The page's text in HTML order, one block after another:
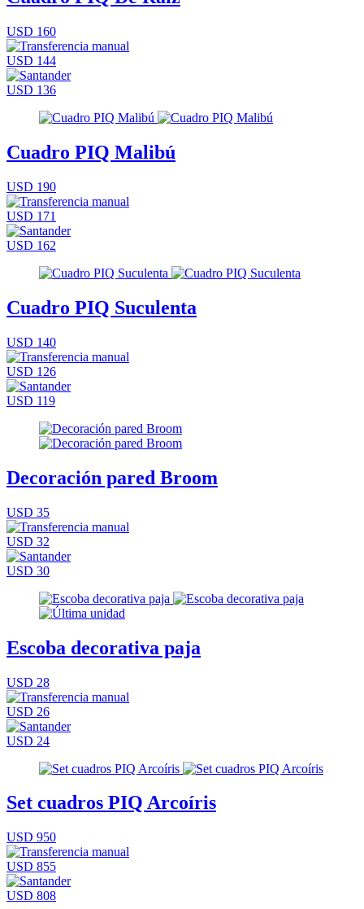
USD 160
USD 144
USD 136
Cuadro PIQ Malibú
USD 190
USD 171
USD 162
Cuadro PIQ Suculenta
USD 140
USD 126
USD 119
Decoración pared Broom
USD 35
USD 32
USD 30
Escoba decorativa paja
USD 28
USD 26
USD 24
Set cuadros PIQ Arcoíris
USD 950
USD 855
USD 808